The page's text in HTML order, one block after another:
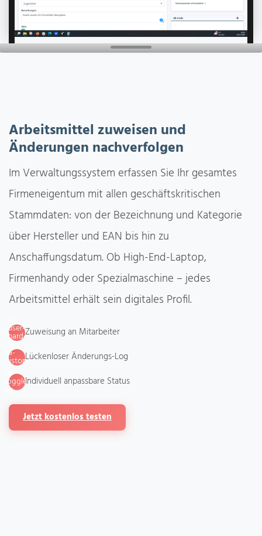
Arbeitsmittel zuweisen und
Änderungen nachverfolgen
Im Verwaltungssystem erfassen Sie Ihr gesamtes
Firmeneigentum mit allen geschäftskritischen
Stammdaten: von der Bezeichnung und Kategorie
über Hersteller und EAN bis hin zu
Anschaffungsdatum. Ob High-End-Laptop,
Firmenhandy oder Spezialmaschine – jedes
Arbeitsmittel erhält sein digitales Profil.
user-
hard-
hat
Zuweisung an Mitarbeiter
fa-
historyLückenloser Änderungs-Log
fa-
toggle-
on
Individuell anpassbare Status
Jetzt kostenlos testen